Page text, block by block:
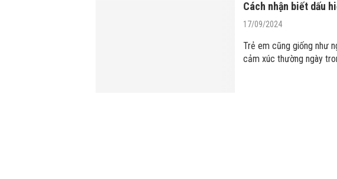
Cách nhận biết dấu
17/09/2024
Trẻ em cũng giống như
cảm xúc thường ngày